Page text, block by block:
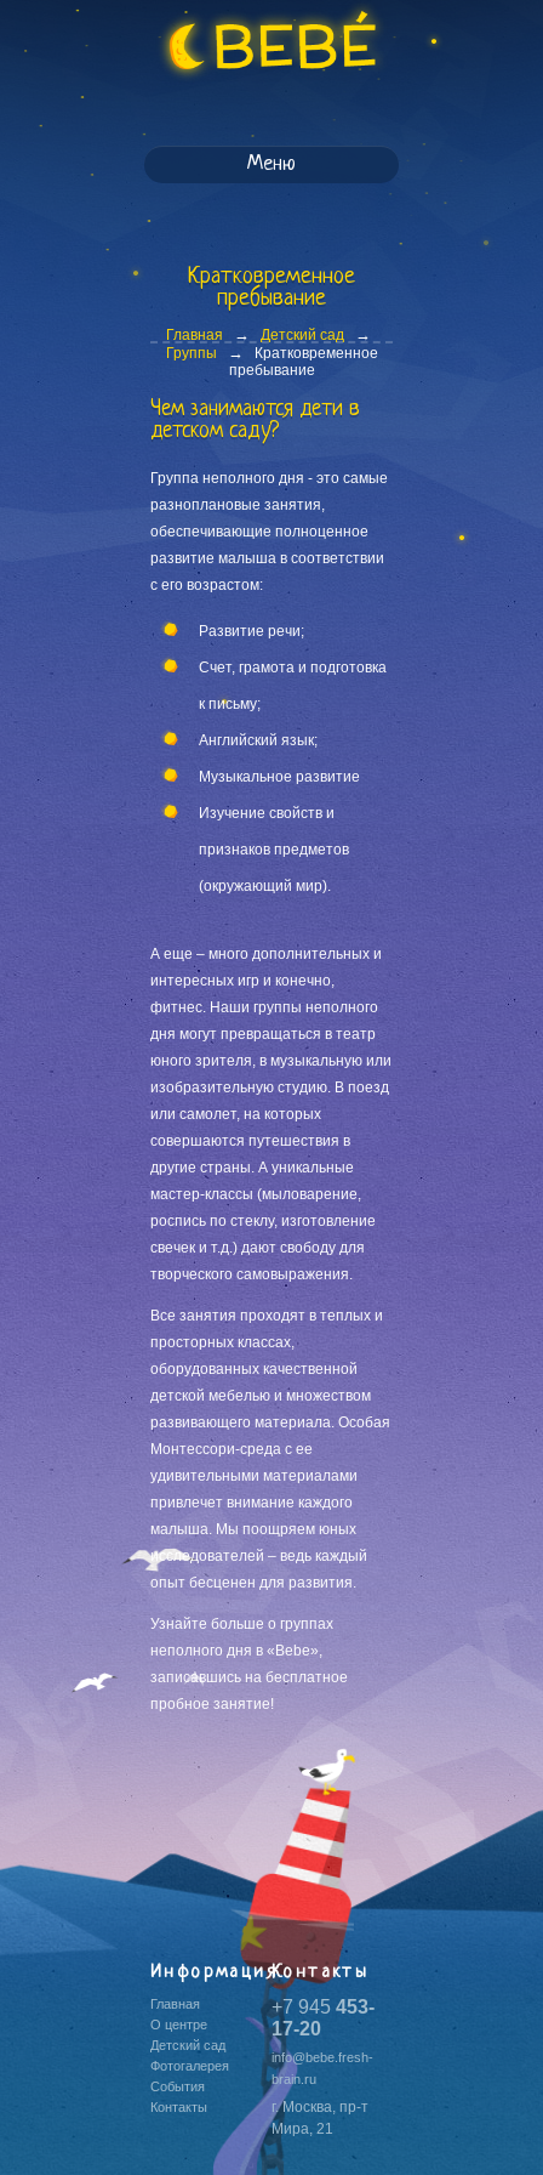
Меню
Кратковременное
пребывание
Главная → Детский сад →
Группы →
Кратковременное
пребывание
Чем занимаются дети в
детском саду?
Группа неполного дня - это самые
разноплановые занятия,
обеспечивающие полноценное
развитие малыша в соответствии
с его возрастом:
Развитие речи;
Счет, грамота и подготовка
к письму;
Английский язык;
Музыкальное развитие
Изучение свойств и
признаков предметов
(окружающий мир).
А еще – много дополнительных и
интересных игр и конечно,
фитнес. Наши группы неполного
дня могут превращаться в театр
юного зрителя, в музыкальную или
изобразительную студию. В поезд
или самолет, на которых
совершаются путешествия в
другие страны. А уникальные
мастер-классы (мыловарение,
роспись по стеклу, изготовление
свечек и т.д.) дают свободу для
творческого самовыражения.
Все занятия проходят в теплых и
просторных классах,
оборудованных качественной
детской мебелью и множеством
развивающего материала. Особая
Монтессори-среда с ее
удивительными материалами
привлечет внимание каждого
малыша. Мы поощряем юных
исследователей – ведь каждый
опыт бесценен для развития.
Узнайте больше о группах
неполного дня в «Bebe»,
записавшись на бесплатное
пробное занятие!
Информация
Главная
О центре
Детский сад
Фотогалерея
События
Контакты
Контакты
+7 945 453-
17-20
info@bebe.fresh-
brain.ru
г. Москва, пр-т
Мира, 21